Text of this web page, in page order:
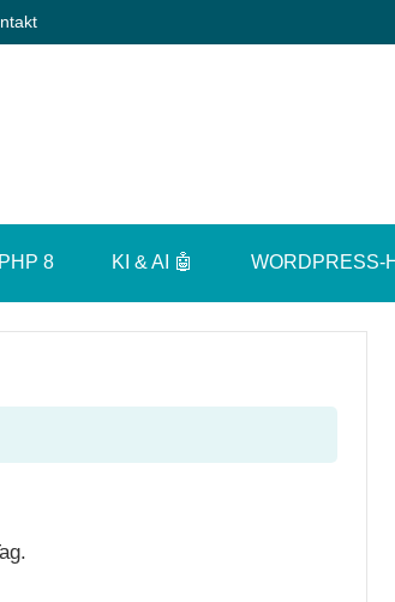
8 KI & AI 🤖 WORDPRESS-